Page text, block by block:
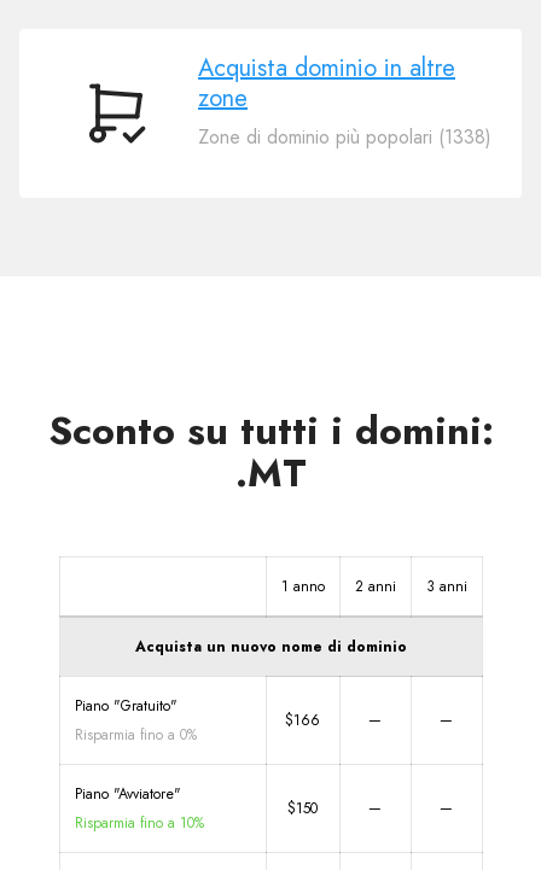
Acquista
Acquista dominio in altre
zone
Zone di dominio più popolari (1338)
Sconto su tutti i domini:
.MT
1 anno 2 anni 3 anni
Acquista un nuovo nome di dominio
Piano "Gratuito"
Risparmia fino a 0%
$166 — —
Piano "Avviatore"
Risparmia fino a 10%
$150 — —